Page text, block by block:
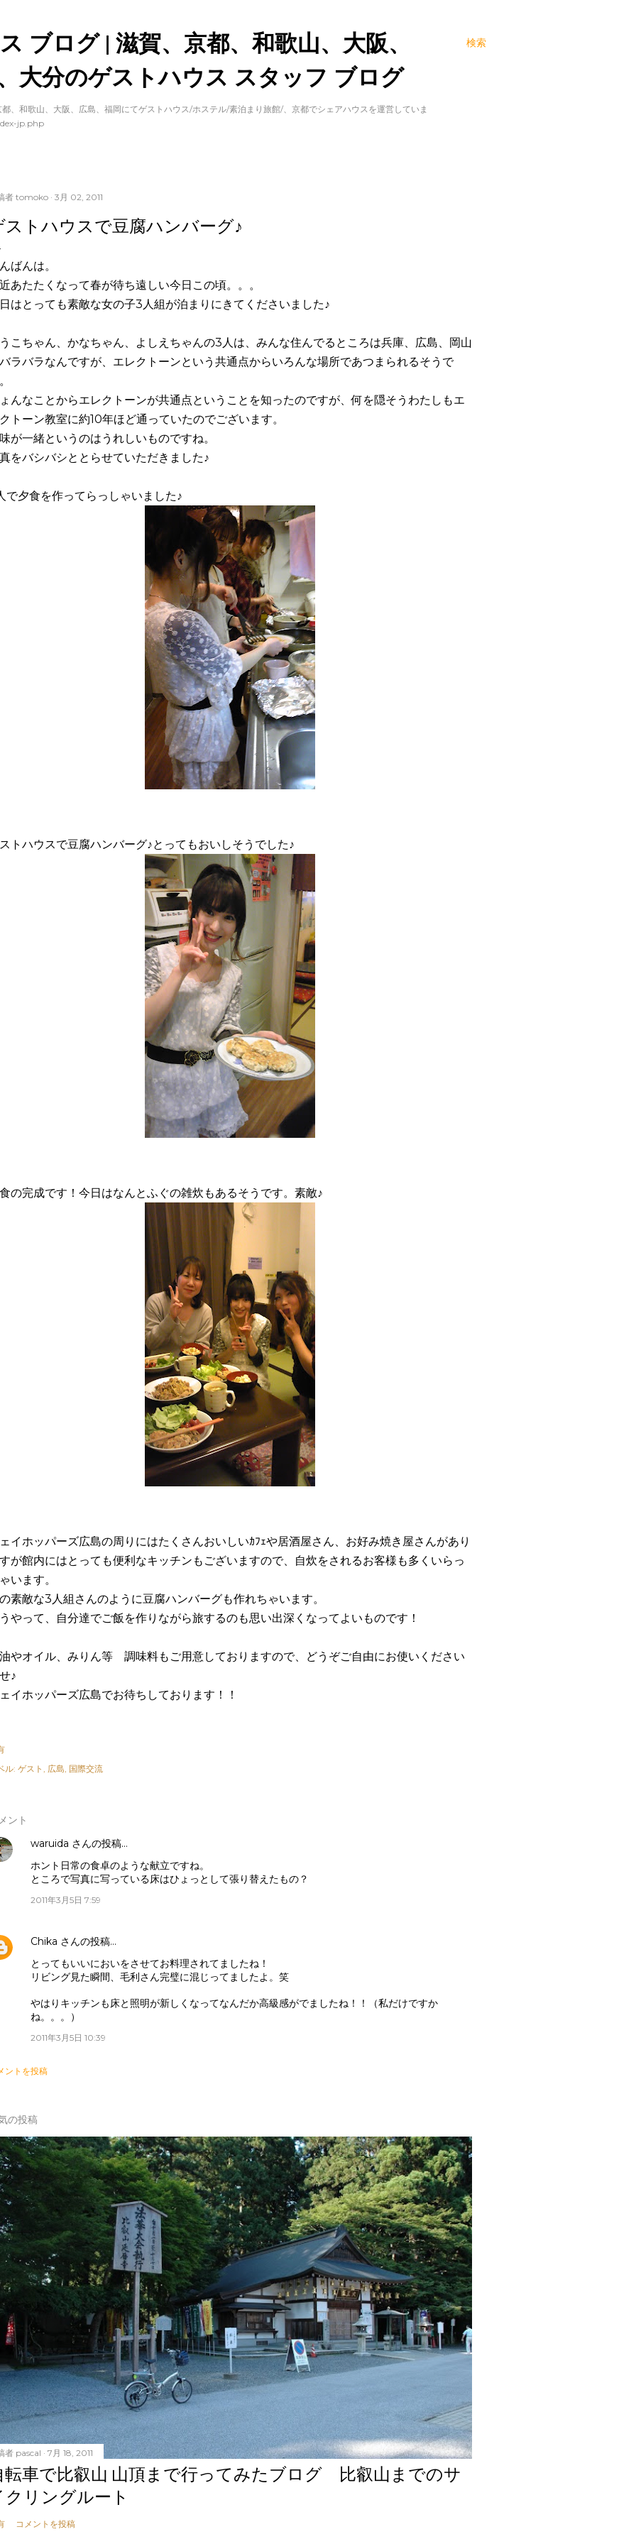
検索
ブログ | 滋賀、京都、和歌山、大阪、
大分のゲストハウス スタッフ ブログ
、和歌山、大阪、広島、福岡にてゲストハウス/ホステル/素泊まり旅館/、京都でシェアハウスを運営していま
jp.php
者 tomoko 3月 02, 2011
ストハウスで豆腐ハンバーグ♪
ばんは。
あたたくなって春が待ち遠しい今日この頃。。。
はとっても素敵な女の子3人組が泊まりにきてくださいました♪
こちゃん、かなちゃん、よしえちゃんの3人は、みんな住んでるところは兵庫、広島、岡山
ラバラなんですが、エレクトーンという共通点からいろんな場所であつまられるそうで
んなことからエレクトーンが共通点ということを知ったのですが、何を隠そうわたしもエ
トーン教室に約10年ほど通っていたのでございます。
が一緒というのはうれしいものですね。
をバシバシととらせていただきました♪
で夕食を作ってらっしゃいました♪
トハウスで豆腐ハンバーグ♪とってもおいしそうでした♪
の完成です！今日はなんとふぐの雑炊もあるそうです。素敵♪
イホッパーズ広島の周りにはたくさんおいしいｶﾌｪや居酒屋さん、お好み焼き屋さんがあり
が館内にはとっても便利なキッチンもございますので、自炊をされるお客様も多くいらっ
います。
素敵な3人組さんのように豆腐ハンバーグも作れちゃいます。
やって、自分達でご飯を作りながら旅するのも思い出深くなってよいものです！
やオイル、みりん等 調味料もご用意しておりますので、どうぞご自由にお使いください
♪
イホッパーズ広島でお待ちしております！！
ル: ゲスト 広島 国際交流
ント
waruida さんの投稿…
ホント日常の食卓のような献立ですね。
ところで写真に写っている床はひょっとして張り替えたもの？
2011年3月5日 7:59
Chika さんの投稿…
とってもいいにおいをさせてお料理されてましたね！
リビング見た瞬間、毛利さん完璧に混じってましたよ。笑
やはりキッチンも床と照明が新しくなってなんだか高級感がでましたね！！（私だけですか
ね。。。）
2011年3月5日 10:39
ントを投稿
の投稿
者 pascal 7月 18, 2011
転車で比叡山 山頂まで行ってみたブログ 比叡山までのサ
クリングルート
コメントを投稿